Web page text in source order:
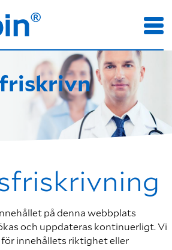
på denna webbplats
och uppdateras kontinuerligt. Vi
innehållets riktighet eller